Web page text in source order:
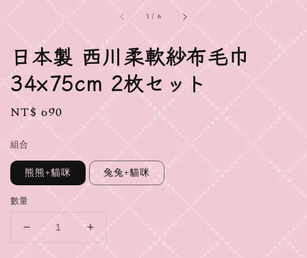
1 / 6
日本製 西川柔軟紗布毛巾
34×75cm 2枚セット
Regular
NT$ 690
組合
熊熊+貓咪 兔兔+貓咪
數量